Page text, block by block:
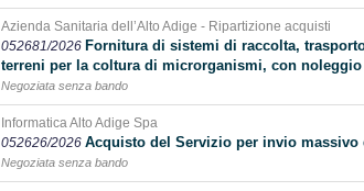
Azienda Sanitaria dell’Alto Adige - Ripartizione acquisti
052681/2026 Fornitura di sistemi di raccolta,
terreni per la coltura di microrganismi, con
Negoziata senza bando
Informatica Alto Adige Spa
052626/2026 Acquisto del Servizio per invio massivo
Negoziata senza bando